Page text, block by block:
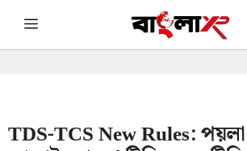
Skip Menu
TDS-TCS New Rules: